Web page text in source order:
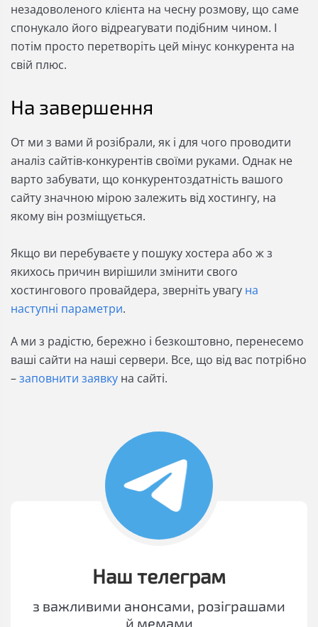
незадоволеного клієнта на чесну розмову, що саме
спонукало його відреагувати подібним чином. І
потім просто перетворіть цей мінус конкурента на
свій плюс.
На завершення
От ми з вами й розібрали, як і для чого проводити
аналіз сайтів-конкурентів своїми руками. Однак не
варто забувати, що конкурентоздатність вашого
сайту значною мірою залежить від хостингу, на
якому він розміщується.
Якщо ви перебуваєте у пошуку хостера або ж з
якихось причин вирішили змінити свого
хостингового провайдера, зверніть увагу на
наступні параметри.
А ми з радістю, бережно і безкоштовно, перенесемо
ваші сайти на наші сервери. Все, що від вас потрібно
–заповнити заявку на сайті.
Наш телеграм
з важливими анонсами, розіграшами
й мемами